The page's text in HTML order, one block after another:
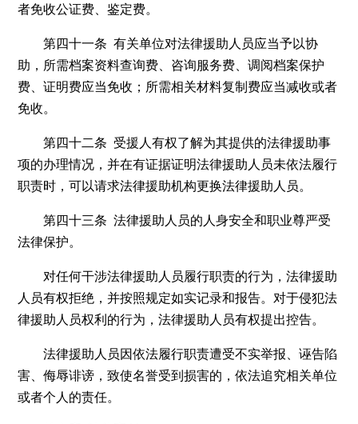
者免收公证费、鉴定费。
第四十一条 有关单位对法律援助人员应当予以协
助，所需档案资料查询费、咨询服务费、调阅档案保护
费、证明费应当免收；所需相关材料复制费应当减收或者
免收。
第四十二条 受援人有权了解为其提供的法律援助事
项的办理情况，并在有证据证明法律援助人员未依法履行
职责时，可以请求法律援助机构更换法律援助人员。
第四十三条 法律援助人员的人身安全和职业尊严受
法律保护。
对任何干涉法律援助人员履行职责的行为，法律援助
人员有权拒绝，并按照规定如实记录和报告。对于侵犯法
律援助人员权利的行为，法律援助人员有权提出控告。
法律援助人员因依法履行职责遭受不实举报、诬告陷
害、侮辱诽谤，致使名誉受到损害的，依法追究相关单位
或者个人的责任。